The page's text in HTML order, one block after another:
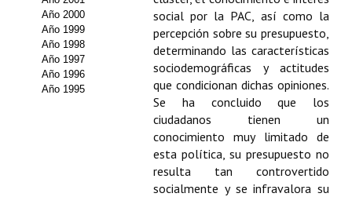
Comunicaciones
Jornadas PAM 2026
Premio Jóvenes Investigadores
Buscador de Comunicaciones
Buscador de Comunicaciones
Año 2000
Año 1999
Año 1998
Año 1997
Año 1996
Año 1995
social por la PAC, así como la
percepción sobre su presupuesto,
determinando las características
sociodemográficas y actitudes
que condicionan dichas opiniones.
Se ha concluido que los
ciudadanos tienen un
conocimiento muy limitado de
esta política, su presupuesto no
resulta tan controvertido
socialmente y se infravalora su